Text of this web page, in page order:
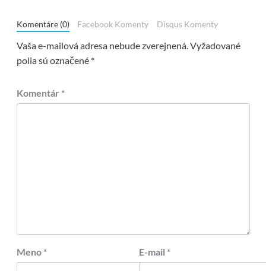
Komentáre (0) Facebook Komenty Disqus Komenty
Vaša e-mailová adresa nebude zverejnená.Vyžadované
polia sú označené *
Komentár *
Meno * E-mail *